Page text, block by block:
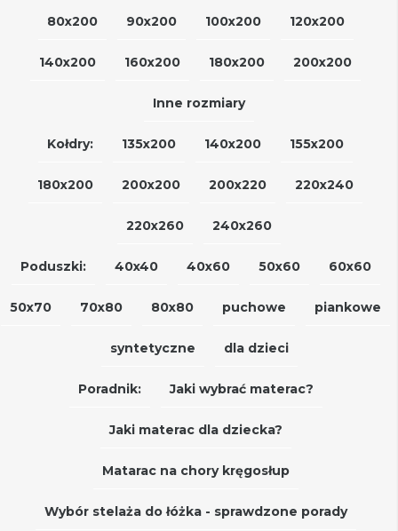
80x200 90x200 100x200 120x200
140x200 160x200 180x200 200x200
Inne rozmiary
Kołdry: 135x200 140x200 155x200
180x200 200x200 200x220 220x240
220x260 240x260
Poduszki: 40x40 40x60 50x60 60x60
50x70 70x80 80x80 puchowe piankowe
syntetyczne dla dzieci
Poradnik: Jaki wybrać materac?
Jaki materac dla dziecka?
Matarac na chory kręgosłup
Wybór stelaża do łóżka - sprawdzone porady